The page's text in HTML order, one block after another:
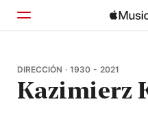
Inicio
Explorar
DIRECCIÓN · 1930 - 2021
Kazimierz